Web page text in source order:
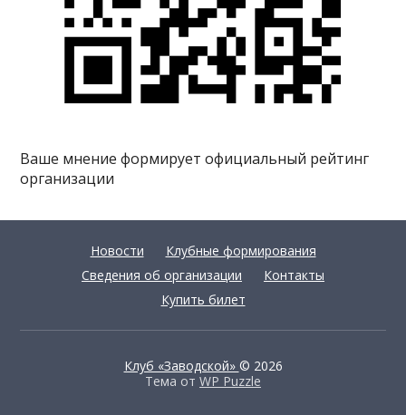
Ваше мнение формирует официальный рейтинг
организации
Новости
Клубные формирования
Сведения об организации
Контакты
Купить билет
Клуб «Заводской» © 2026
Тема от WP Puzzle